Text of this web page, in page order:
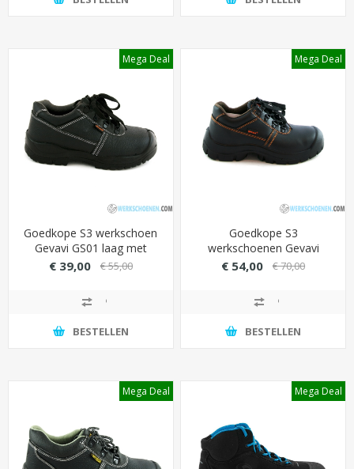
Mega Deal
Goedkope S3 werkschoen
Gevavi GS01 laag met
stevige PU overneus
€ 39,00 € 55,00
BESTELLEN
Mega Deal
Goedkope S3
werkschoenen Gevavi
GS11 low met anatomisch
€ 54,00 € 70,00
BESTELLEN
Mega Deal Mega Deal